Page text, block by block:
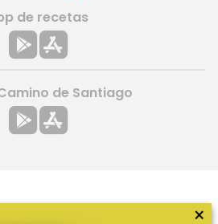
de recetas
de Santiago
×